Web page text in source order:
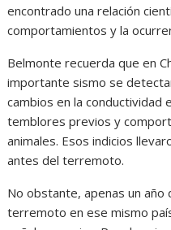
encontrado una relación
comportamientos y la
Belmonte recuerda que en
importante sismo se
cambios en la conductividad
temblores previos y
animales. Esos indicios
antes del terremoto.
No obstante, apenas un
terremoto en ese mismo